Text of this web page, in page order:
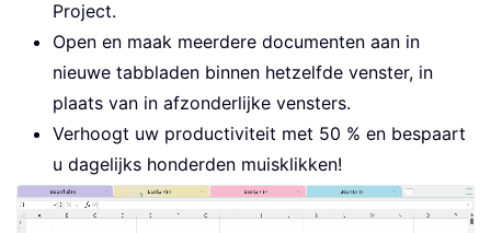
Project.
Open en maak meerdere documenten aan in
nieuwe tabbladen binnen hetzelfde venster, in
plaats van in afzonderlijke vensters.
Verhoogt uw productiviteit met 50 % en bespaart
u dagelijks honderden muisklikken!